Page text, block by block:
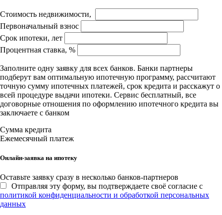
Стоимость недвижимости,
Первоначальный взнос
Срок ипотеки, лет
Процентная ставка, %
Заполните одну заявку для всех банков. Банки партнеры
подберут вам оптимальную ипотечную программу, рассчитают
точную сумму ипотечных платежей, срок кредита и расскажут о
всей процедуре выдачи ипотеки. Сервис бесплатный, все
договорные отношения по оформлению ипотечного кредита вы
заключаете с банком
Сумма кредита
Ежемесячный платеж
Онлайн-заявка на ипотеку
Оставьте заявку сразу в несколько банков-партнеров
Отправляя эту форму, вы подтверждаете своё согласие с
политикой конфиденциальности и обработкой персональных
данных